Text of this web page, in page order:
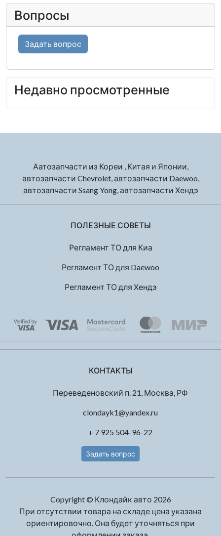
Вопросы
Задать вопрос
Недавно просмотренные
Аатозапчасти из Кореи , Китая и Японии,
автозапчасти Chevrolet, автозапчасти Daewoo,
автозапчасти Ssang Yong, автозапчасти Хендэ
ПОЛЕЗНЫЕ СОВЕТЫ
Регламент ТО для Киа
Регламент ТО для Daewoo
Регламент ТО для Хендэ
КОНТАКТЫ
Переведеновский п. 21, Москва, РФ
clondayk1@yandex.ru
+ 7 925 504-96-22
Задать вопрос
Copyright © Клондайк авто 2026
При отсутствии товара на складе цена указана
ориентировочно. Она будет уточняться при